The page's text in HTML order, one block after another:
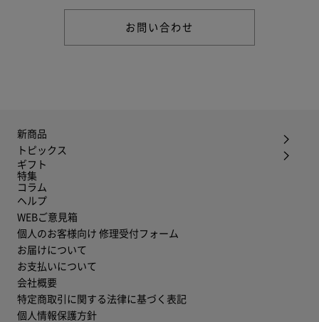
お問い合わせ
新商品
トピックス
ギフト
特集
コラム
ヘルプ
WEBご意見箱
個人のお客様向け 修理受付フォーム
お届けについて
お支払いについて
会社概要
特定商取引に関する法律に基づく表記
個人情報保護方針